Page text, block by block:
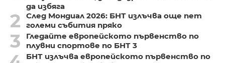
да избяга
2
След Мондиал 2026: БНТ излъчва още пет
големи събития пряко
3
Гледайте европейското първенство по
плувни спортове по БНТ 3
БНТ излъчва европейското първенство по